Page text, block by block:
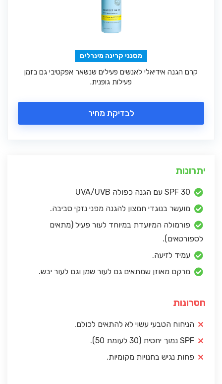
מסנני קרינה מינרלים
קרם הגנה אידיאלי לאנשים פעילים שנשאר אפקטיבי גם בזמן
פעילות גופנית.
לבדיקת מחיר
יתרונות
SPF 30 עם הגנה כפולה UVA/UVB
מועשר בנוגדי חמצון להגנה מפני נזקי סביבה.
פורמולה המיועדת במיוחד לעור פעיל (מתאים
לספורטאים).
עמיד לזיעה.
מרקם מאוזן שמתאים גם לעור שמן וגם לעור יבש.
חסרונות
הניחוח הטבעי עשוי לא להתאים לכולם.
SPF נמוך יחסית (30 לעומת 50).
פחות נגיש בחנויות מקומיות.